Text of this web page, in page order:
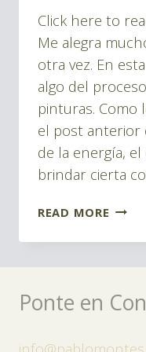
PINTURAS
Montes
Click here to
Me alegra
otra vez. En
algo del
pinturas. Como
el post anterior
de la energía,
brindar cierta
READ MORE VIAJE
A
Ponte en